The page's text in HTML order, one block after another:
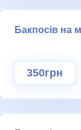
Бакпосів на
350грн